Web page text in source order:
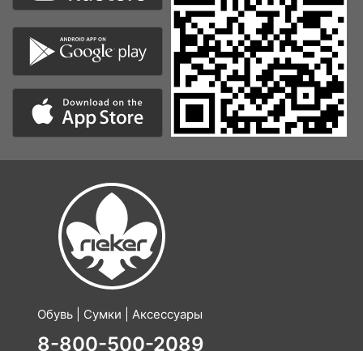
Обувь | Сумки | Аксессуары
8-800-500-2089
по Москве:
8 (499) 490 25 98
по Санкт-Петербургу:8 (812) 317 22 89